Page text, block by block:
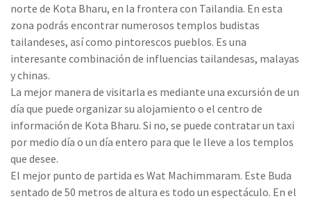
norte de Kota Bharu, en la frontera con Tailandia. En esta
zona podrás encontrar numerosos templos budistas
tailandeses, así como pintorescos pueblos. Es una
interesante combinación de influencias tailandesas, malayas
y chinas.
La mejor manera de visitarla es mediante una excursión de un
día que puede organizar su alojamiento o el centro de
información de Kota Bharu. Si no, se puede contratar un taxi
por medio día o un día entero para que le lleve a los templos
que desee.
El mejor punto de partida es Wat Machimmaram. Este Buda
sentado de 50 metros de altura es todo un espectáculo. En el